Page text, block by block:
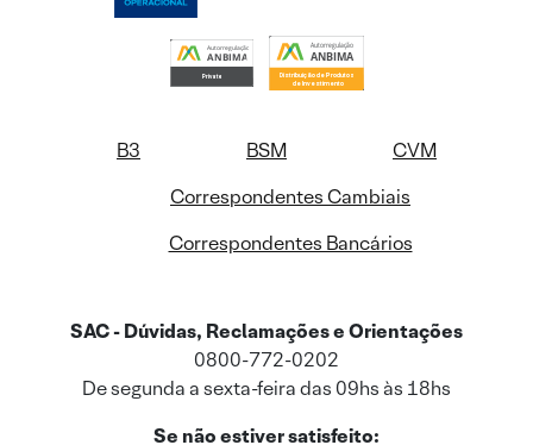
B3 BSM
CVM
Correspondentes Cambiais
Correspondentes Bancários
SAC - Dúvidas, Reclamações e Orientações
0800-772-0202
De segunda a sexta-feira das 09hs às 18hs
Se não estiver satisfeito: